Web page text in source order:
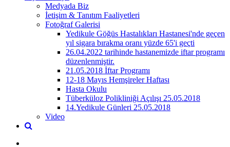
Medyada Biz
İetişim & Tanıtım Faaliyetleri
Fotoğraf Galerisi
Yedikule Göğüs Hastalıkları Hastanesi'nde geçen
yıl sigara bırakma oranı yüzde 65'i geçti
26.04.2022 tarihinde hastanemizde iftar programı
düzenlenmiştir.
21.05.2018 İftar Programı
12-18 Mayıs Hemşireler Haftası
Hasta Okulu
Tüberküloz Polikliniği Açılışı 25.05.2018
14.Yedikule Günleri 25.05.2018
Video